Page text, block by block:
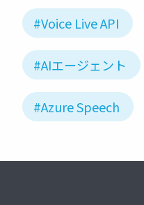
#Voice Live API
#AIエージェント
#Azure Speech